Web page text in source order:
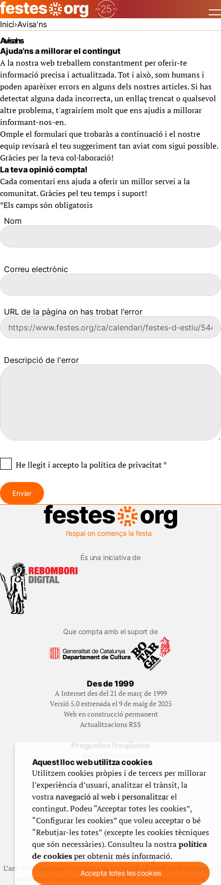
Inici Avisa'ns
Avisa'ns
Ajuda'ns a millorar el contingut
A la nostra web treballem constantment per oferir-te
informació precisa i actualitzada. Tot i això, som humans i
poden aparèixer errors en alguns dels nostres articles. Si has
detectat alguna dada incorrecta, un enllaç trencat o qualsevol
altre problema, t'agrairíem molt que ens ajudis a millorar
informant-nos-en.
Omple el formulari que trobaràs a continuació i el nostre
equip revisarà el teu suggeriment tan aviat com sigui possible.
Gràcies per la teva col·laboració!
La teva opinió compta!
Cada comentari ens ajuda a oferir un millor servei a la
comunitat. Gràcies pel teu temps i suport!
*Els camps són obligatoris
Nom
Correu electrònic
URL de la pàgina on has trobat l'error
Descripció de l'error
He llegit i acceptola política de privacitat*
Enviar
És una iniciativa de
Que compta amb el suport de
Des de 1999
A Internet des del 21 de març de 1999
Versió 5.0 estrenada el 9 de maig de 2025
Web en construcció permanent
Actualitzacions RSS
Preguntes freqüents
Història de Festes.org
Qui gestiona Festes.org
Ajuda a fer créixer festes.org
Feste’n editor/contribuidor
Subscriu-t’hi/Feste’n mecenes
Contracta publicitat
Fes un donatiu puntual
Els llibres de festes.org
L’any 2012 vam posar en marxa una col·lecció editorial en format paper,
recuperant i ampliant materials que fins aleshores havien estat
Aquest lloc web utilitza cookies
Utilitzem cookies pròpies i de tercers per millorar
l’experiència d’usuari, analitzar el trànsit, la
vostra navegació al web i personalitzar el
contingut. Podeu “Acceptar totes les cookies”,
“Configurar les cookies” que voleu acceptar o bé
“Rebutjar-les totes” (excepte les cookies tècniques
que són necessàries). Consulteu la nostrapolítica
de cookiesper obtenir més informació.
Accepta totes les cookies